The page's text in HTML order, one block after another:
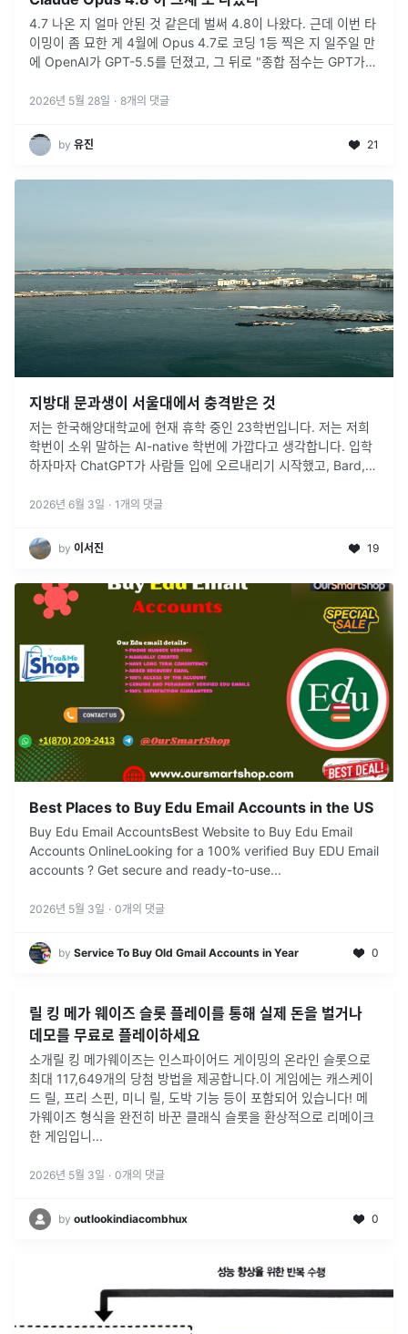
4.7 나온 지 얼마 안된 것 같은데 벌써 4.8이 나왔다. 근데 이번 타
이밍이 좀 묘한 게 4월에 Opus 4.7로 코딩 1등 찍은 지 일주일 만
에 OpenAI가 GPT-5.5를 던졌고, 그 뒤로 "종합 점수는 GPT가
2026년 5월 28일 · 8개의 댓글
by 유진 21
지방대 문과생이 서울대에서 충격받은 것
저는 한국해양대학교에 현재 휴학 중인 23학번입니다. 저는 저희
학번이 소위 말하는 AI-native 학번에 가깝다고 생각합니다. 입학
하자마자 ChatGPT가 사람들 입에 오르내리기 시작했고, Bard,
2026년 6월 3일 · 1 개의 댓글
by 이서진 19
Best Places to Buy Edu Email Accounts in the US
Buy Edu Email AccountsBest Website to Buy Edu Email
Accounts OnlineLooking for a 100% verified Buy EDU Email
accounts ? Get secure and ready-to-use...
2026년 5월 3일 · 0개의 댓글
by Service To Buy Old Gmail Accounts in Year 0
릴 킹 메가 웨이즈 슬롯 플레이를 통해 실제 돈을 벌거나
데모를 무료로 플레이하세요
소개릴 킹 메가웨이즈는 인스파이어드 게이밍의 온라인 슬롯으로
최대 117,649개의 당첨 방법을 제공합니다.이 게임에는 캐스케이
드 릴, 프리 스핀, 미니 릴, 도박 기능 등이 포함되어 있습니다! 메
가웨이즈 형식을 완전히 바꾼 클래식 슬롯을 환상적으로 리메이크
한 게임입니...
2026년 5월 3일 · 0개의 댓글
by outlookindiacombhux 0